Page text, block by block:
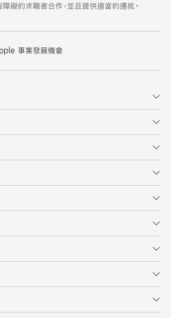
礙的求職者合作，並且提供適當的遷就。
事業發展機會